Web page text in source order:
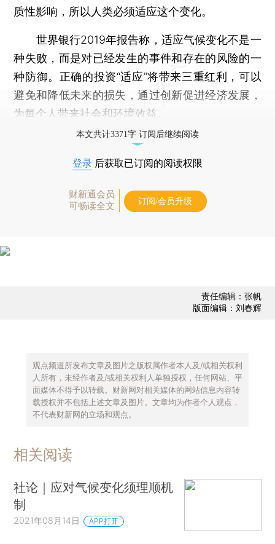
质性影响，所以人类必须适应这个变化。
世界银行2019年报告称，适应气候变化不是一
种失败，而是对已经发生的事件和存在的风险的一
种防御。正确的投资“适应”将带来三重红利，可以
避免和降低未来的损失，通过创新促进经济发展，
为每个人带来社会和环境效益。
本文共计3371字 订阅后继续阅读
登录 后获取已订阅的阅读权限
财新通会员
可畅读全文
订阅/会员升级
责任编辑：张帆
版面编辑：刘春辉
观点频道所发布文章及图片之版权属作者本人及/或相关权利
人所有，未经作者及/或相关权利人单独授权，任何网站、平
面媒体不得予以转载。财新网对相关媒体的网站信息内容转
载授权并不包括上述文章及图片。文章均为作者个人观点，
不代表财新网的立场和观点。
相关阅读
社论｜应对气候变化须理顺机
制
2021年08月14日 APP打开